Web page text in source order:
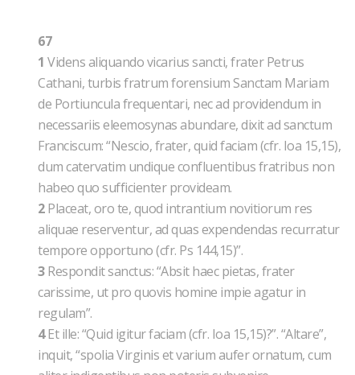
67
1 Videns aliquando vicarius sancti, frater Petrus
Cathani, turbis fratrum forensium Sanctam Mariam
de Portiuncula frequentari, nec ad providendum in
necessariis eleemosynas abundare, dixit ad sanctum
Franciscum: “Nescio, frater, quid faciam (cfr. Ioa 15,15),
dum catervatim undique confluentibus fratribus non
habeo quo sufficienter provideam.
2Placeat, oro te, quod intrantium novitiorum res
aliquae reserventur, ad quas expendendas recurratur
tempore opportuno (cfr. Ps 144,15)”.
3Respondit sanctus: “Absit haec pietas, frater
carissime, ut pro quovis homine impie agatur in
regulam”.
4Et ille: “Quid igitur faciam (cfr. Ioa 15,15)?”. “Altare”,
inquit, “spolia Virginis et varium aufer ornatum, cum